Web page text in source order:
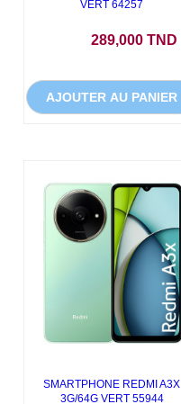
VERT 64257
289,000 TND
AJOUTER AU PANIER
SMARTPHONE REDMI A3X
3G/64G VERT 55944